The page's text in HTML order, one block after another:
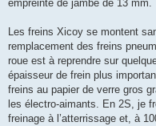
empreinte de jambe de 13 mm.
Les freins Xicoy se montent
remplacement des freins
roue est à reprendre sur
épaisseur de frein plus
freins au papier de verre gros
les électro-aimants. En 2S, je
freinage à l’atterrissage et, à